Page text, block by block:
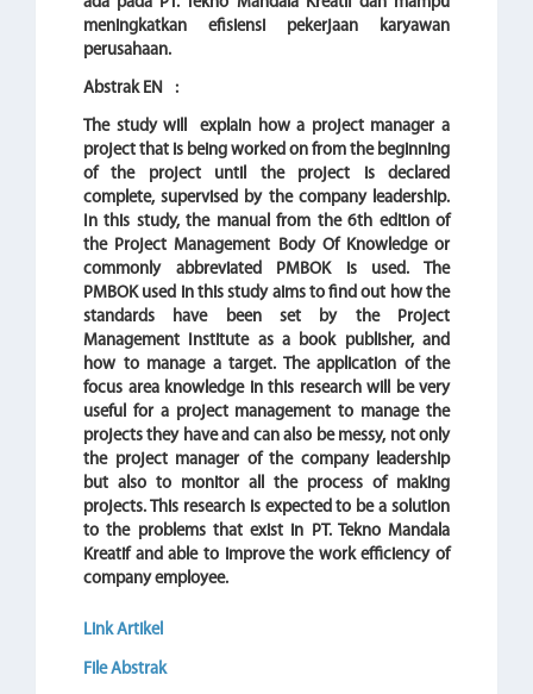
meningkatkan efisiensi pekerjaan karyawan
perusahaan.
Abstrak EN :
The study will explain how a project manager a
project that is being worked on from the beginning
of the project until the project is declared
complete, supervised by the company leadership.
In this study, the manual from the 6th edition of
the Project Management Body Of Knowledge or
commonly abbreviated PMBOK is used. The
PMBOK used in this study aims to find out how the
standards have been set by the Project
Management Institute as a book publisher, and
how to manage a target. The application of the
focus area knowledge in this research will be very
useful for a project management to manage the
projects they have and can also be messy, not only
the project manager of the company leadership
but also to monitor all the process of making
projects. This research is expected to be a solution
to the problems that exist in PT. Tekno Mandala
Kreatif and able to improve the work efficiency of
company employee.
Link Artikel
File Abstrak